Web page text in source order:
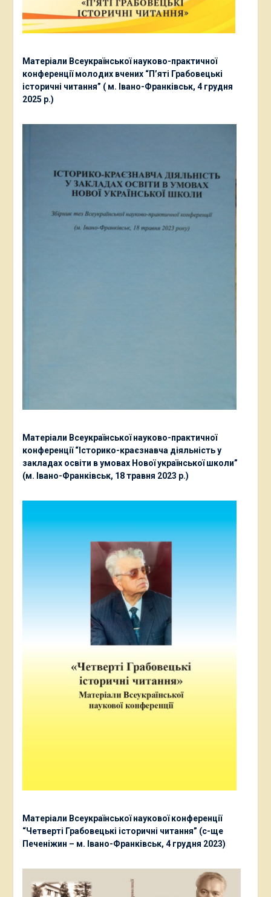
Матеріали Всеукраїнської науково-практичної
конференції молодих вчених “П’яті Грабовецькі
історичні читання” ( м. Івано-Франківськ, 4 грудня
2025 р.)
Матеріали Всеукраїнської науково-практичної
конференції “Історико-краєзнавча діяльність у
закладах освіти в умовах Нової української школи”
(м. Івано-Франківськ, 18 травня 2023 р.)
Матеріали Всеукраїнської наукової конференції
“Четверті Грабовецькі історичні читання” (с-ще
Печеніжин – м. Івано-Франківськ, 4 грудня 2023)